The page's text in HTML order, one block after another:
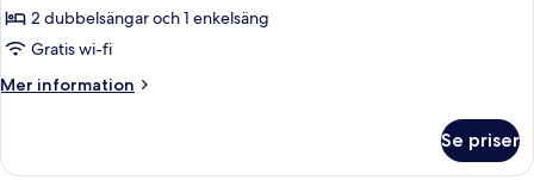
2 dubbelsängar och 1 enkelsäng
Gratis wi-fi
Mer information
Mer
Royal
Se priser